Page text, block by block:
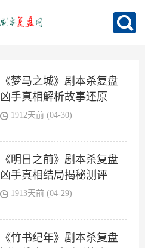
《梦马之城》剧本杀复盘
凶手真相解析故事还原
1912天前 (04-30)
《明日之前》剧本杀复盘
凶手真相结局揭秘测评
1913天前 (04-29)
《竹书纪年》剧本杀复盘